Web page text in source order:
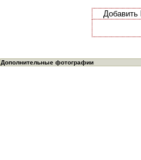
Добавить
Дополнительные фотографии